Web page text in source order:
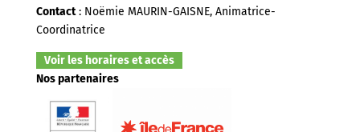
Contact: Noëmie MAURIN-GAISNE, Animatrice-
Coordinatrice
Voir les horaires et accès
Nos partenaires